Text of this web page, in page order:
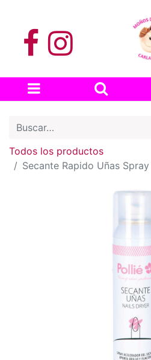
Todos los productos
Secante Rapido Uñas